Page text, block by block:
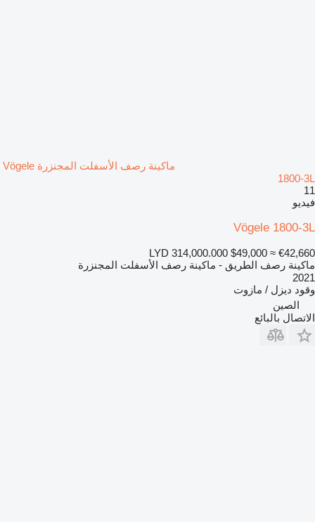
ماكينة رصف الأسفلت المجنزرة Vögele
1800-3L
11
فيديو
Vögele 1800-3L
LYD 314,000.000 $49,000 ≈ €42,660
ماكينة رصف الطريق - ماكينة رصف الأسفلت المجنزرة
2021
وقود ديزل / مازوت
الصين
الاتصال بالبائع